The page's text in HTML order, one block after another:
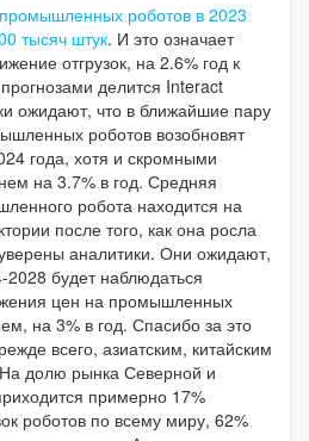
промышленных роботов в 2023
тысяч штук. И это означает
отгрузок, на 2.6% год к
делится Interact
ожидают, что в ближайшие пару
роботов возобновят
года, хотя и скромными
на 3.7% в год. Средняя
робота находится на
после того, как она росла
аналитики. Они ожидают,
2028 будет наблюдаться
цен на промышленных
на 3% в год. Спасибо за это
всего, азиатским, китайским
долю рынка Северной и
примерно 17%
роботов по всему миру, 62%